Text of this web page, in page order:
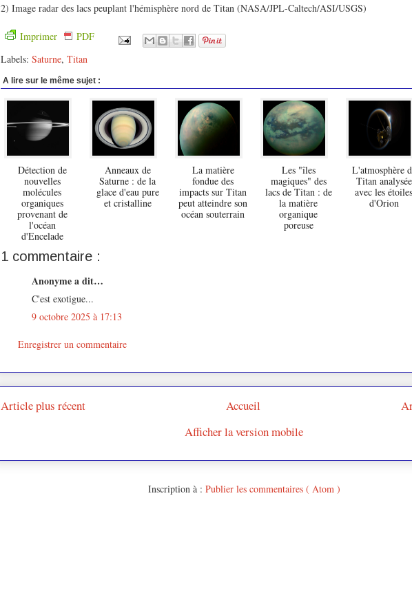
2) Image radar des lacs peuplant l'hémisphère nord de Titan (NASA/JPL-Caltech/ASI/USGS)
Imprimer
PDF
Labels: Saturne, Titan
A lire sur le même sujet :
Détection de
nouvelles
molécules
organiques
provenant de
l'océan
d'Encelade
Anneaux de
Saturne : de la
glace d'eau pure
et cristalline
La matière
fondue des
impacts sur Titan
peut atteindre son
océan souterrain
Les "îles
magiques" des
lacs de Titan : de
la matière
organique
poreuse
L'atmosphère
Titan analysée
avec les étoiles
d'Orion
1 commentaire :
Anonyme a dit…
C'est exotigue...
9 octobre 2025 à 17:13
Enregistrer un commentaire
Article plus récent
Accueil
Afficher la version mobile
Inscription à : Publier les commentaires ( Atom )